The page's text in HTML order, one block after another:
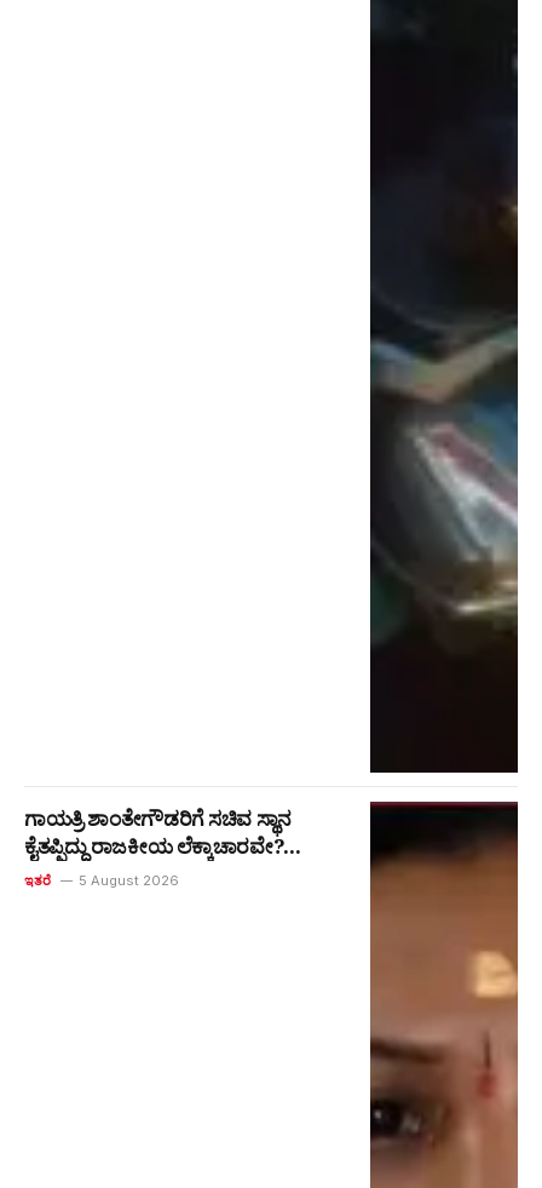
ಗಾಯತ್ರಿ ಶಾಂತೇಗೌಡರಿಗೆ ಸಚಿವ ಸ್ಥಾನ
ಕೈತಪ್ಪಿದ್ದು ರಾಜಕೀಯ ಲೆಕ್ಕಾಚಾರವೇ?
ಸಿದ್ದರಾಮಯ್ಯ ಸುತ್ತ ತಿರುಗುತ್ತಿರುವ ಚರ್ಚೆಗಳ
ಇತರೆ 5 August 2026